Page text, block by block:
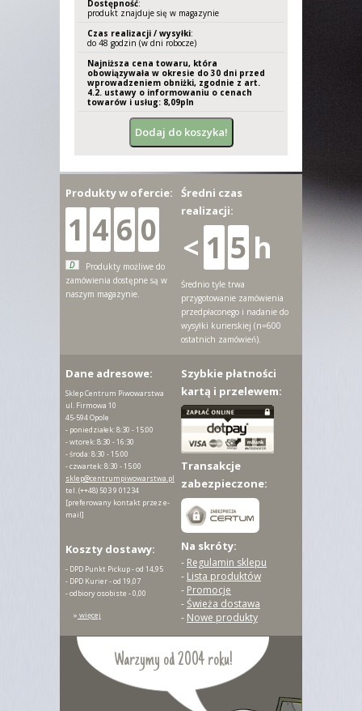
Dostępność:
produkt znajduje się w magazynie
Czas realizacji / wysyłki:
do 48 godzin (w dni robocze)
Najniższa cena towaru, która
obowiązywała w okresie do 30 dni przed
wprowadzeniem obniżki, zgodnie z art.
4.2. ustawy o informowaniu o cenach
towarów i usług: 8,09pln
Warzymy od 2004 roku!
Produkty w ofercie:
1 4 6 0
D
Produkty możliwe do
zamówienia dostępne są w
naszym magazynie.
Średni czas
realizacji:
< 1 5 h
Średnio tyle trwa
przygotowanie zamówienia
przedpłaconego i nadanie do
wysyłki kurierskiej (n=600
ostatnich zamówień).
Dane adresowe:
Sklep Centrum Piwowarstwa
ul. Firmowa 10
45-594 Opole
- poniedziałek: 8:30 - 15:00
- wtorek: 8:30 - 16:30
- środa: 8:30 - 15:00
- czwartek: 8:30 - 15:00
sklep@centrumpiwowarstwa.pl
tel.(++48) 503 9 01234
[preferowany kontakt przez e-
mail]
Szybkie płatności
kartą i przelewem:
Transakcje
zabezpieczone:
Koszty dostawy:
- DPD Punkt Pickup - od 14,95
- DPD Kurier - od 19,07
- odbiory osobiste - 0,00
» więcej
Na skróty:
- Regulamin sklepu
- Lista produktów
- Promocje
-Świeża dostawa
- Nowe produkty